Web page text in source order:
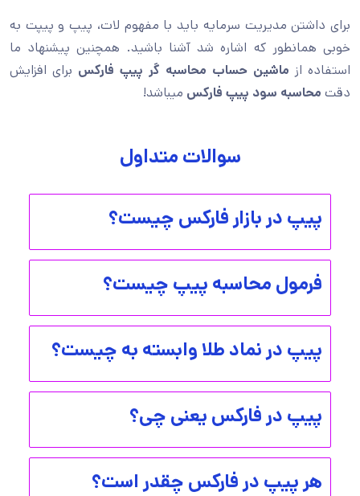
برای داشتن مدیریت سرمایه باید با مفهوم لات، پیپ و پیپت به
خوبی همانطور که اشاره شد آشنا باشید. همچنین پیشنهاد ما
استفاده از ماشین حساب محاسبه گر پیپ فارکس برای افزایش
دقت محاسبه سود پیپ فارکس میباشد!
سوالات متداول
پیپ در بازار فارکس چیست؟
فرمول محاسبه پیپ چیست؟
پیپ در نماد طلا وابسته به چیست؟
پیپ در فارکس یعنی چی؟
هر پیپ در فارکس چقدر است؟